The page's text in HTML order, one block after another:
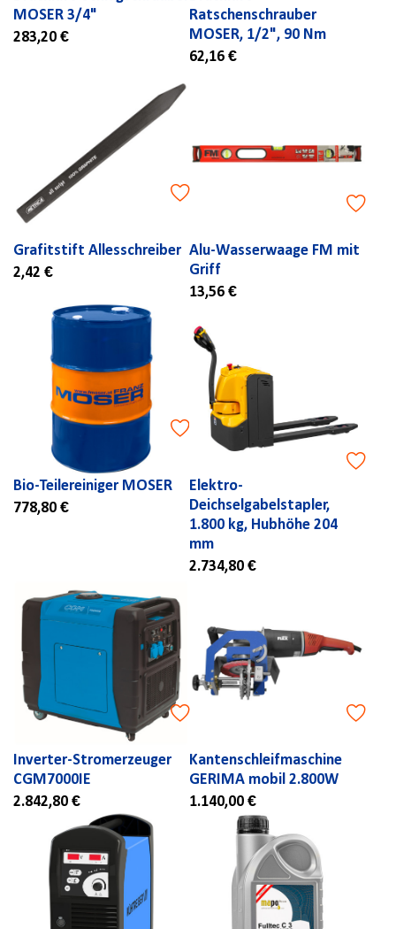
MOSER 3/4"
283,20 €
Ratschenschrauber
MOSER, 1/2", 90 Nm
62,16 €
Grafitstift Allesschreiber
2,42 €
Alu-Wasserwaage FM mit
Griff
13,56 €
Bio-Teilereiniger MOSER
778,80 €
Elektro-
Deichselgabelstapler,
1.800 kg, Hubhöhe 204
mm
2.734,80 €
Inverter-Stromerzeuger
CGM7000IE
2.842,80 €
Kantenschleifmaschine
GERIMA mobil 2.800W
1.140,00 €